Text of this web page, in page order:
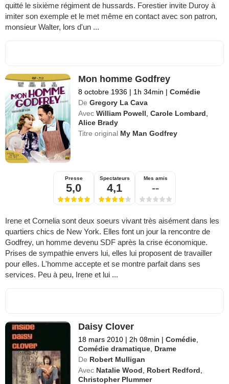
quitté le sixième régiment de hussards. Forestier invite Duroy à
imiter son exemple et le met même en contact avec son patron,
monsieur Walter, lors d'un ...
Mon homme Godfrey
8 octobre 1936 | 1h 34min | Comédie
De Gregory La Cava
Avec William Powell ,Carole Lombard
Alice Brady
Titre original My Man Godfrey
Presse
5,0
Spectateurs
4,1
Mes amis
--
Irene et Cornelia sont deux soeurs vivant très aisément dans les
quartiers chics de New York. Elles font un jour la rencontre de
Godfrey, un homme devenu SDF après la crise économique.
Prises de sympathie envers lui, elles lui proposent de travailler
pour elles. L'homme accepte et se montre parfait dans ses
services. Peu à peu, Irene et lui ...
Daisy Clover
18 mars 2010 | 2h 08min | Comédie
Comédie dramatique Drame
De Robert Mulligan
Avec Natalie Wood Robert Redford
Christopher Plummer